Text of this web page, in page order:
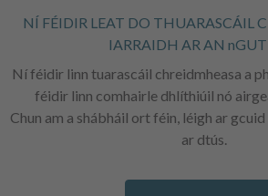
NÍ FÉIDIR LEAT DO THUARASCÁIL
IARRAIDH AR AN
Ní féidir linn tuarascáil chreidmheasa a
féidir linn comhairle dhlíthiúil nó
Chun am a shábháil ort féin, léigh ar gcuid
ar dtús.